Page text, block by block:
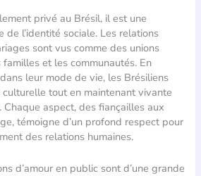
privé au Brésil, il est une
de l’identité sociale. Les relations
sont vus comme des unions
et les communautés. En
leur mode de vie, les Brésiliens
tout en maintenant vivante
Chaque aspect, des fiançailles aux
témoigne d’un profond respect pour
des relations humaines.
d’amour en public sont d’une grande